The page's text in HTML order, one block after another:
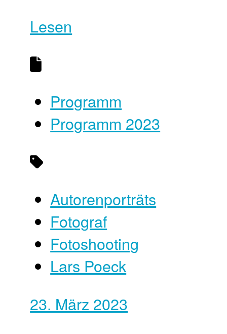
Lesen
Programm
Programm 2023
Autorenporträts
Fotograf
Fotoshooting
Lars Poeck
23. März 2023